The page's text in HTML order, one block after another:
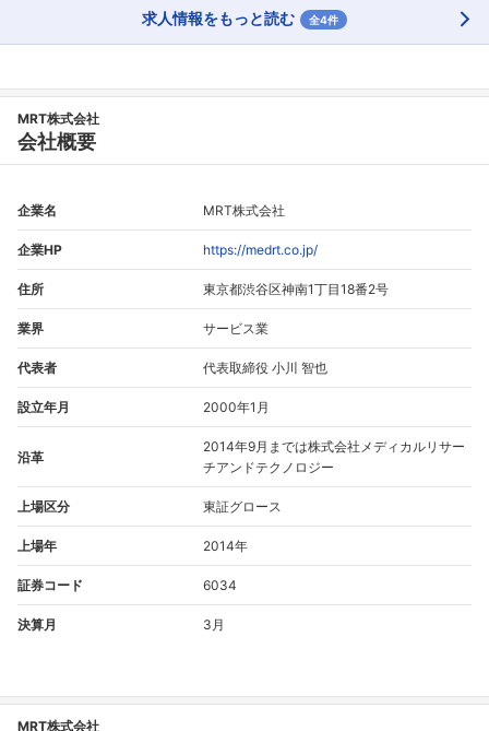
求人情報をもっと読む 全4件
MRT株式会社
会社概要
企業名 MRT株式会社
企業HP https://medrt.co.jp/
住所 東京都渋谷区神南1丁目18番2号
業界 サービス業
代表者 代表取締役 小川 智也
設立年月 2000年1月
沿革
2014年9月までは株式会社メディカルリサー
チアンドテクノロジー
上場区分 東証グロース
上場年 2014年
証券コード 6034
決算月 3月
MRT株式会社